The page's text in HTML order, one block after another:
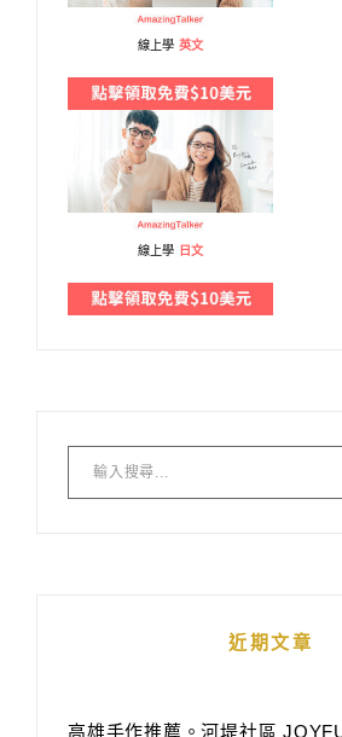
線上學 英文
線上學 日文
近期文章
高雄手作推薦。河堤社區